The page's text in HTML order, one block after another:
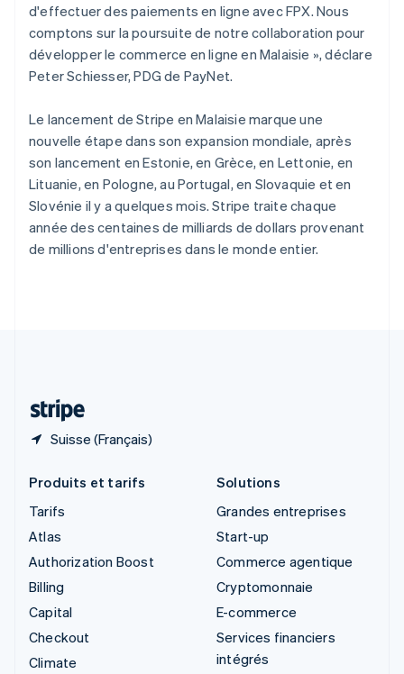
d'effectuer des paiements en ligne avec FPX. Nous
comptons sur la poursuite de notre collaboration pour
développer le commerce en ligne en Malaisie », déclare
Peter Schiesser, PDG de PayNet.
Le lancement de Stripe en Malaisie marque une
nouvelle étape dans son expansion mondiale, après
son lancement en Estonie, en Grèce, en Lettonie, en
Lituanie, en Pologne, au Portugal, en Slovaquie et en
Slovénie il y a quelques mois. Stripe traite chaque
année des centaines de milliards de dollars provenant
de millions d'entreprises dans le monde entier.
Suisse (Français)
Portugal
Português English
R.A.S. de Hong Kong, Chine
English 简体中文
Roumanie
English
Royaume-Uni
English
Singapour
English 简体中文
Slovaquie
English
Produits et tarifs
Tarifs
Atlas
Authorization Boost
Billing
Capital
Checkout
Climate
Solutions
Grandes entreprises
Start-up
Commerce agentique
Cryptomonnaie
E-commerce
Services financiers
intégrés